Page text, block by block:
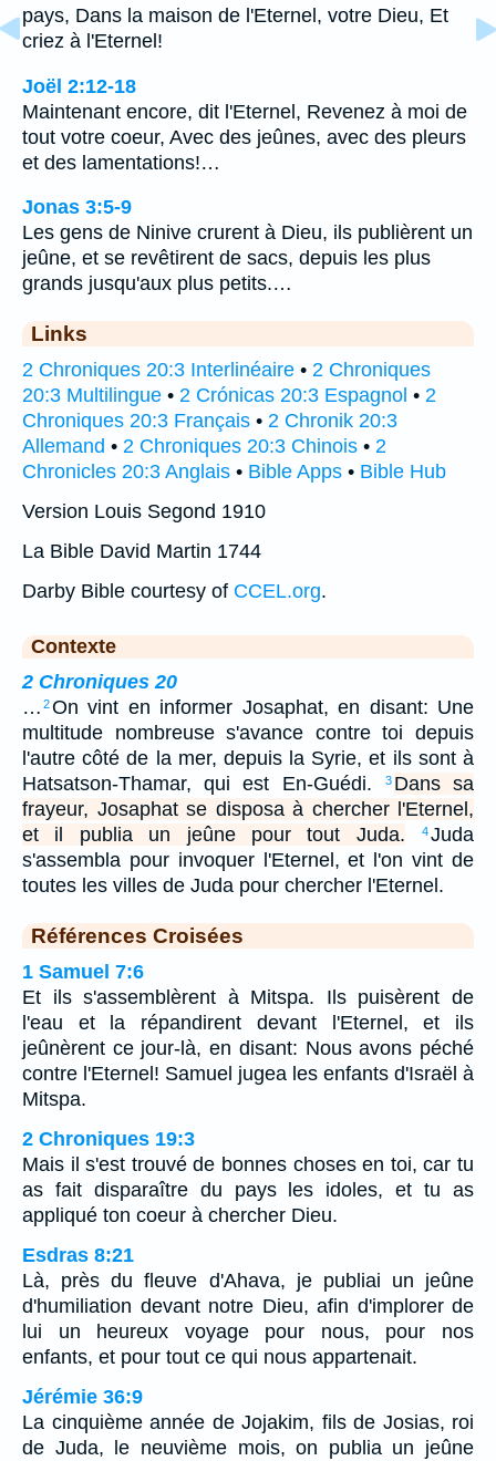
pays, Dans la maison de l'Eternel, votre Dieu, Et
criez à l'Eternel!
Joël 2:12-18
Maintenant encore, dit l'Eternel, Revenez à moi de
tout votre coeur, Avec des jeûnes, avec des pleurs
et des lamentations!…
Jonas 3:5-9
Les gens de Ninive crurent à Dieu, ils publièrent un
jeûne, et se revêtirent de sacs, depuis les plus
grands jusqu'aux plus petits.…
Links
2 Chroniques 20:3 Interlinéaire • 2 Chroniques
20:3 Multilingue • 2 Crónicas 20:3 Espagnol • 2
Chroniques 20:3 Français • 2 Chronik 20:3
Allemand • 2 Chroniques 20:3 Chinois • 2
Chronicles 20:3 Anglais • Bible Apps • Bible Hub
Version Louis Segond 1910
La Bible David Martin 1744
Darby Bible courtesy of CCEL.org.
Contexte
2 Chroniques 20
… 2On vint en informer Josaphat, en disant: Une
multitude nombreuse s'avance contre toi depuis
l'autre côté de la mer, depuis la Syrie, et ils sont à
Hatsatson-Thamar, qui est En-Guédi.
3 Dans sa
frayeur, Josaphat se disposa à chercher l'Eternel,
et il publia un jeûne pour tout Juda.
4Juda
s'assembla pour invoquer l'Eternel, et l'on vint de
toutes les villes de Juda pour chercher l'Eternel.
Références Croisées
1 Samuel 7:6
Et ils s'assemblèrent à Mitspa. Ils puisèrent de
l'eau et la répandirent devant l'Eternel, et ils
jeûnèrent ce jour-là, en disant: Nous avons péché
contre l'Eternel! Samuel jugea les enfants d'Israël à
Mitspa.
2 Chroniques 19:3
Mais il s'est trouvé de bonnes choses en toi, car tu
as fait disparaître du pays les idoles, et tu as
appliqué ton coeur à chercher Dieu.
Esdras 8:21
Là, près du fleuve d'Ahava, je publiai un jeûne
d'humiliation devant notre Dieu, afin d'implorer de
lui un heureux voyage pour nous, pour nos
enfants, et pour tout ce qui nous appartenait.
Jérémie 36:9
La cinquième année de Jojakim, fils de Josias, roi
de Juda, le neuvième mois, on publia un jeûne